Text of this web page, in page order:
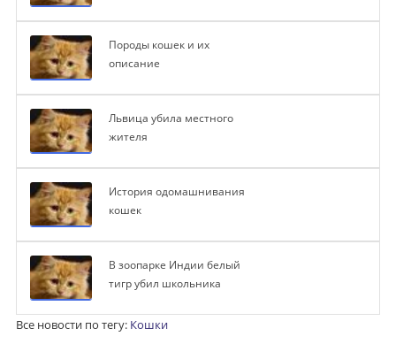
Породы кошек и их
описание
Львица убила местного
жителя
История одомашнивания
кошек
В зоопарке Индии белый
тигр убил школьника
Все новости по тегу: Кошки